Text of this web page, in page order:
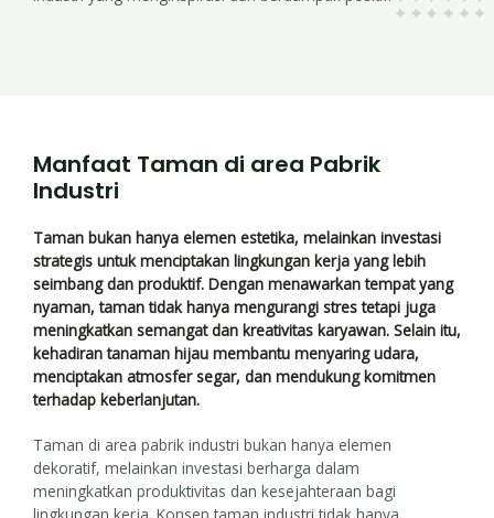
Manfaat Taman di area Pabrik
Industri
Taman bukan hanya elemen estetika, melainkan investasi
strategis untuk menciptakan lingkungan kerja yang lebih
seimbang dan produktif. Dengan menawarkan tempat yang
nyaman, taman tidak hanya mengurangi stres tetapi juga
meningkatkan semangat dan kreativitas karyawan. Selain itu,
kehadiran tanaman hijau membantu menyaring udara,
menciptakan atmosfer segar, dan mendukung komitmen
terhadap keberlanjutan.
Taman di area pabrik industri bukan hanya elemen
dekoratif, melainkan investasi berharga dalam
meningkatkan produktivitas dan kesejahteraan bagi